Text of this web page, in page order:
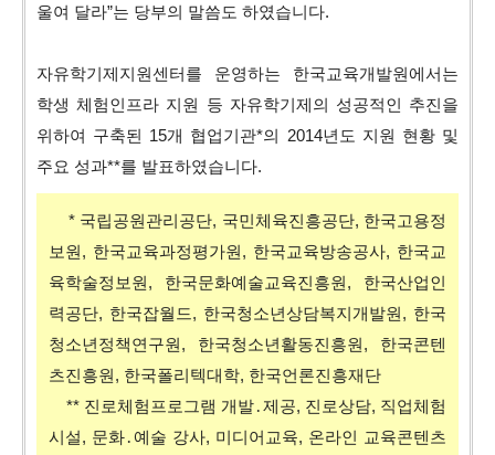
울여 달라”는 당부의 말씀도 하였습니다.
자유학기제지원센터를 운영하는 한국교육개발원에서는
학생 체험인프라 지원 등 자유학기제의 성공적인 추진을
위하여 구축된 15개 협업기관*의 2014년도 지원 현황 및
주요 성과**를 발표하였습니다.
* 국립공원관리공단, 국민체육진흥공단, 한국고용정
보원, 한국교육과정평가원, 한국교육방송공사, 한국교
육학술정보원, 한국문화예술교육진흥원, 한국산업인
력공단, 한국잡월드, 한국청소년상담복지개발원, 한국
청소년정책연구원, 한국청소년활동진흥원, 한국콘텐
츠진흥원, 한국폴리텍대학, 한국언론진흥재단
** 진로체험프로그램 개발․제공, 진로상담, 직업체험
시설, 문화․예술 강사, 미디어교육, 온라인 교육콘텐츠